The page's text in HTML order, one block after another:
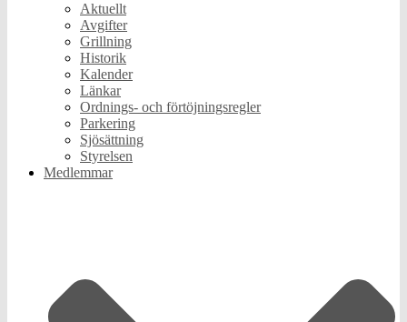
Aktuellt
Avgifter
Grillning
Historik
Kalender
Länkar
Ordnings- och förtöjningsregler
Parkering
Sjösättning
Styrelsen
Medlemmar